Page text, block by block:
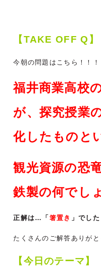
【TAKE OFF Q】
今朝の問題はこちら！！！
福井商業高校
が、探究授業
化したものと
観光資源の恐
鉄製の何でし
正解は…「 箸置き 」でした
たくさんのご解答ありがと
【今日のテーマ】